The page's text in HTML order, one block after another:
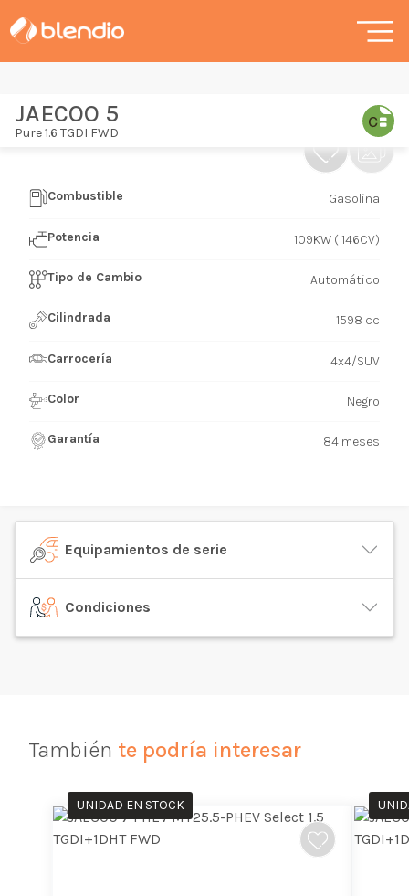
JAECOO 5
Pure 1.6 TGDI FWD
Equipamientos de serie
Condiciones
Combustible Gasolina
Potencia 109KW ( 146CV)
Tipo de Cambio Automático
Cilindrada 1598 cc
Carrocería 4x4/SUV
Color Negro
Garantía 84 meses
También te podría interesar
UNIDAD EN STOCK